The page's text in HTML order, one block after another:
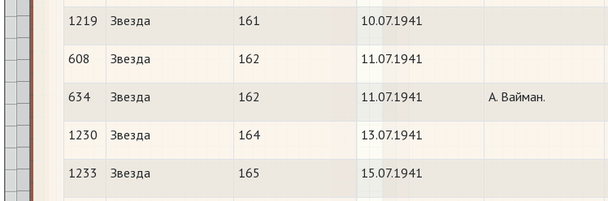
1219 Звезда 161 10.07.1941
608 Звезда 162 11.07.1941
634 Звезда 162 11.07.1941 А. Вайман.
1230 Звезда 164 13.07.1941
1233 Звезда 165 15.07.1941